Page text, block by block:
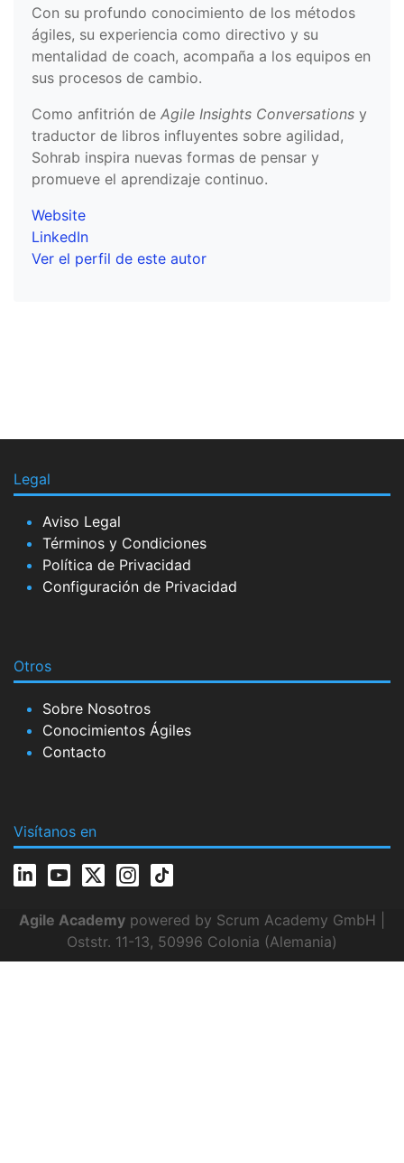
Con su profundo conocimiento de los métodos
ágiles, su experiencia como directivo y su
mentalidad de coach, acompaña a los equipos en
sus procesos de cambio.
Como anfitrión de Agile Insights Conversations y
traductor de libros influyentes sobre agilidad,
Sohrab inspira nuevas formas de pensar y
promueve el aprendizaje continuo.
Website
LinkedIn
Ver el perfil de este autor
Legal
Aviso Legal
Términos y Condiciones
Política de Privacidad
Configuración de Privacidad
Otros
Sobre Nosotros
Conocimientos Ágiles
Contacto
Visítanos en
Agile Academy powered by Scrum Academy GmbH |
Oststr. 11-13, 50996 Colonia (Alemania)